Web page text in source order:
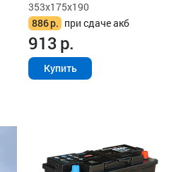
353x175x190
886р. при сдаче акб
913р.
Купить